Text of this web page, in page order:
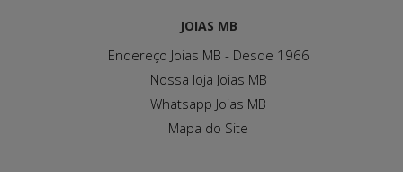
JOIAS MB
Endereço Joias MB - Desde 1966
Nossa loja Joias MB
Whatsapp Joias MB
Mapa do Site